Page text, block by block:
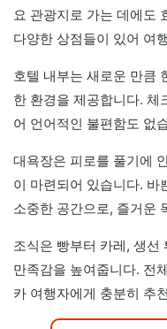
요 관광지로 가는 데에도
다양한 상점들이 있어 여
호텔 내부는 새로운 만큼
한 환경을 제공합니다. 체
어 언어적인 불편함도 없
대욕장은 피로를 풀기에
이 마련되어 있습니다. 바
소중한 공간으로, 즐거운
조식은 빵부터 카레, 생선
만족감을 높여줍니다. 전
카 여행자에게 충분히 추